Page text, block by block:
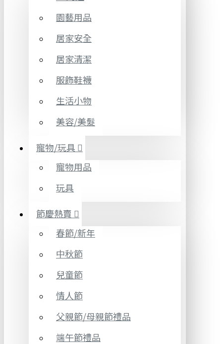
園藝用品
居家安全
居家清潔
服飾鞋襪
生活小物
美容/美髮
寵物/玩具
寵物用品
玩具
節慶熱賣
春節/新年
中秋節
兒童節
情人節
父親節/母親節禮品
端午節禮品